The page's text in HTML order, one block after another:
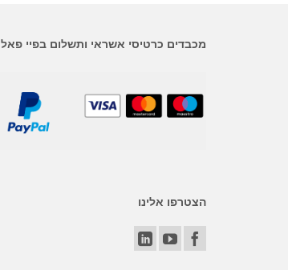
מכבדים כרטיסי אשראי ותשלום בפיי פאל
הצטרפו אלינו